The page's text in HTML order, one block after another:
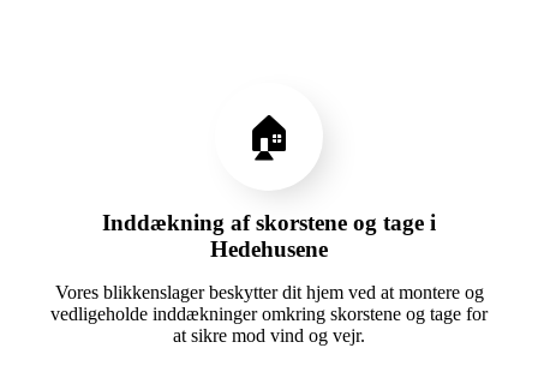
🏠
Inddækning af skorstene og tage i
Hedehusene
Vores blikkenslager beskytter dit hjem ved at montere og
vedligeholde inddækninger omkring skorstene og tage for
at sikre mod vind og vejr.